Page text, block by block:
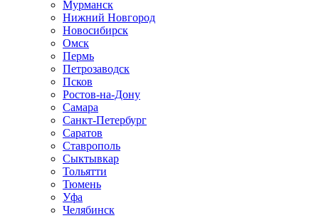
Мурманск
Нижний Новгород
Новосибирск
Омск
Пермь
Петрозаводск
Псков
Ростов-на-Дону
Самара
Санкт-Петербург
Саратов
Ставрополь
Сыктывкар
Тольятти
Тюмень
Уфа
Челябинск